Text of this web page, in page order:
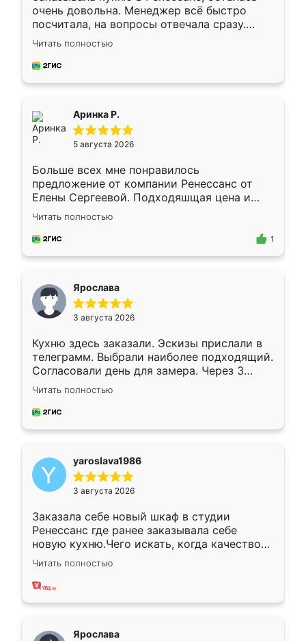
очень довольна. Менеджер всё быстро
посчитала, на вопросы отвечала сразу.
Замерщик приехал в субботу, подошёл к
делу со всей ответственностью. Собрали
за день, ребята работали аккуратно, даже
Читать полностью
Аринка Р.
5 августа 2026
Больше всех мне понравилось
предложение от компании Ренессанс от
Елены Сергеевой. Подходяшщая цена и
короткие сроки изготовления. Приехавший
для замера сотрудник Владислав
предложил по моему эскизу самый
Читать полностью
1
Ярослава
3 августа 2026
Кухню здесь заказали. Эскизы прислали в
телеграмм. Выбрали наиболее подходящий.
Согласовали день для замера. Через 3
недели кухня была уже готова. Остались
довольны работой. Спасибо Ренессанс
мебель за качественную работу!
Читать полностью
yaroslava1986
3 августа 2026
Заказала себе новый шкаф в студии
Ренессанс где ранее заказывала себе
новую кухню.Чего искать, когда качеством
вполне довольна. Служит кухня уже почти
два года, нареканий нет.
Читать полностью
Ярослава